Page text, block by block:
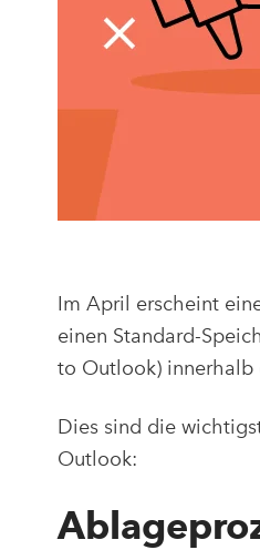
Im April erscheint
einen Standard-
to Outlook) innerhalb
Dies sind die
Outlook: